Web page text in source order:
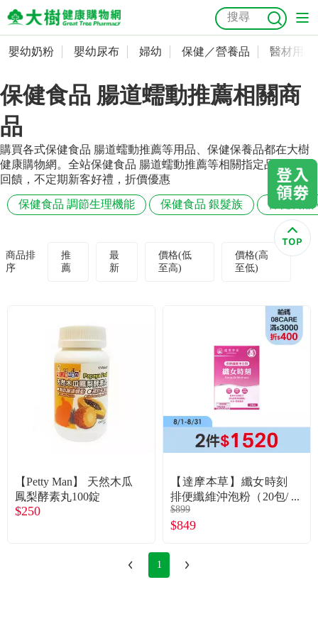
嬰幼奶粉
嬰幼尿布
婦幼
保健／營養品
醫材用品
成人照護
食品／健康食補
關於我們
抗菌 尿布 大樹獨家 益生菌 魚油 幼兒米餅 貓砂
奶瓶奶嘴
會員資料及密碼修改
常用收件人清單
訂單查詢
收藏清單
紅利點數查詢
購物金查詢
優惠券查詢
嬰幼奶粉 嬰幼尿布 婦幼 保健／營養品 醫材用品
保健食品 腸道蠕動推薦相關商
品
購買各式保健食品 腸道蠕動推薦等用品、保健保養品都在大樹
健康購物網。全站保健食品 腸道蠕動推薦等相關指定品項滿額
回饋，不定期新客好禮，折價優惠
保健食品 調節生理機能 保健食品 銀髮族 保健食品
商品排
序
推
薦
最
新
價格(低
至高)
價格(高
至低)
【Petty Man】 天然木瓜
鳳梨酵素丸100錠
$250
【達摩本草】纖女時刻
排便纖維沖泡粉（20包/
盒）
$899
$849
1